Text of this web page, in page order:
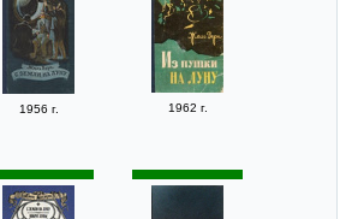
1956 г. 1962 г.